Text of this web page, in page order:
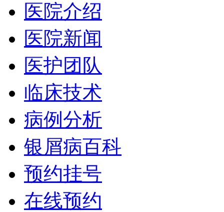
医院介绍
医院新闻
医护团队
临床技术
病例分析
银屑病百科
预约挂号
在线预约